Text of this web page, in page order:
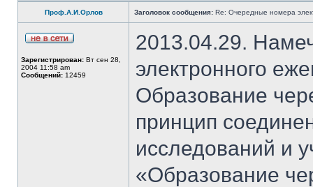
Проф.А.И.Орлов Заголовок сообщения: Re: Очередные номера
Зарегистрирован: Вт сен 28,
2004 11:58 am
Сообщений: 12459
2013.04.29.
электронного
Образование
принцип
исследований и
«Образование